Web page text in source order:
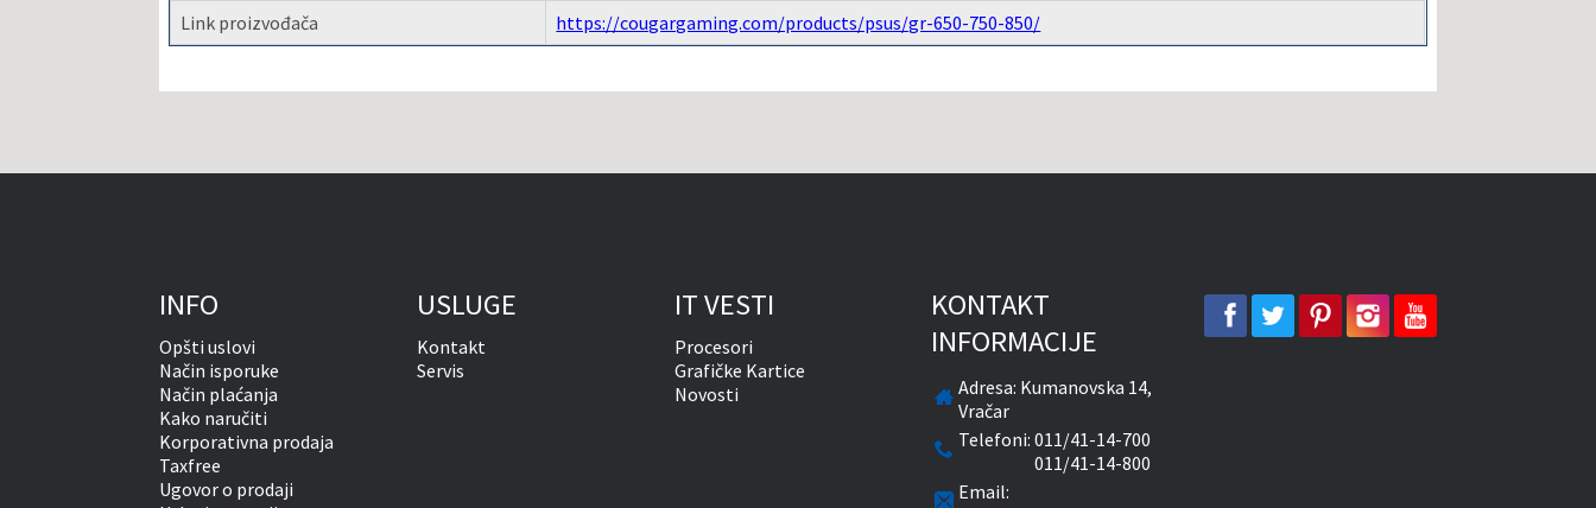
Link proizvođača
https://cougargaming.com/products/psus/gr-650-750-850/
INFO
Opšti uslovi
Način isporuke
Način plaćanja
Kako naručiti
Korporativna prodaja
Taxfree
Ugovor o prodaji
USLUGE
Kontakt
Servis
IT VESTI
Procesori
Grafičke Kartice
Novosti
KONTAKT
INFORMACIJE
Adresa: Kumanovska 14,
Vračar
Telefoni:011/41-14-700
011/41-14-800
Email:
facebooktwitter pinterestinstagramyoutube